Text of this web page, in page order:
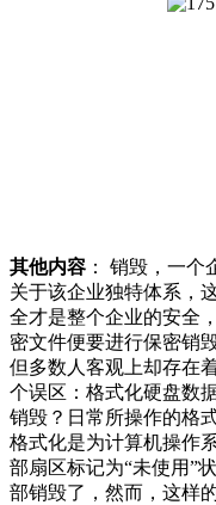
其他内容 ： 销毁，一
关于该企业独特体系，
全才是整个企业的安全
密文件便要进行保密销
但多数人客观上却存在
个误区：格式化硬盘数
销毁？日常所操作的格
格式化是为计算机操作
部扇区标记为“未使用”
部销毁了，然而，这样